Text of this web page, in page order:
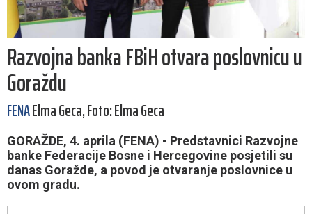
Razvojna banka FBiH otvara poslovnicu u
Goraždu
FENAElma Geca, Foto: Elma Geca
GORAŽDE, 4. aprila (FENA) - Predstavnici Razvojne
banke Federacije Bosne i Hercegovine posjetili su
danas Goražde, a povod je otvaranje poslovnice u
ovom gradu.